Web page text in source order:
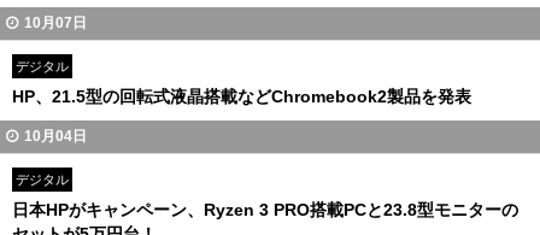
10月07日
デジタル
HP、21.5型の回転式液晶搭載などChromebook2製品を発表
10月04日
デジタル
日本HPがキャンペーン、Ryzen 3 PRO搭載PCと23.8型モニターの